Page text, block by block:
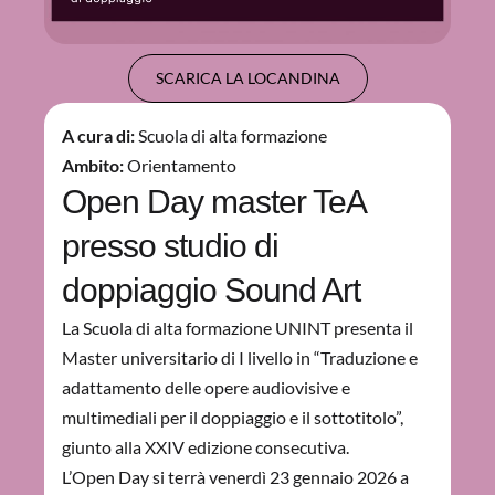
SCARICA LA LOCANDINA
A cura di:Scuola di alta formazione
Ambito:Orientamento
Open Day master TeA
presso studio di
doppiaggio Sound Art
La Scuola di alta formazione UNINT presenta il
Master universitario di I livello in “Traduzione e
adattamento delle opere audiovisive e
multimediali per il doppiaggio e il sottotitolo”,
giunto alla XXIV edizione consecutiva.
L’Open Day si terrà venerdì 23 gennaio 2026 a